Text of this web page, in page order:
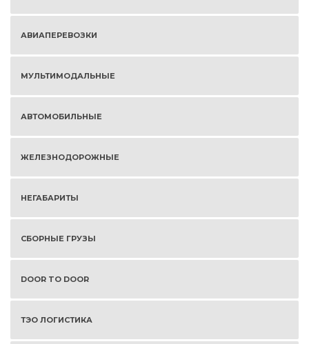
АВИАПЕРЕВОЗКИ
МУЛЬТИМОДАЛЬНЫЕ
АВТОМОБИЛЬНЫЕ
ЖЕЛЕЗНОДОРОЖНЫЕ
НЕГАБАРИТЫ
СБОРНЫЕ ГРУЗЫ
DOOR TO DOOR
ТЭО ЛОГИСТИКА